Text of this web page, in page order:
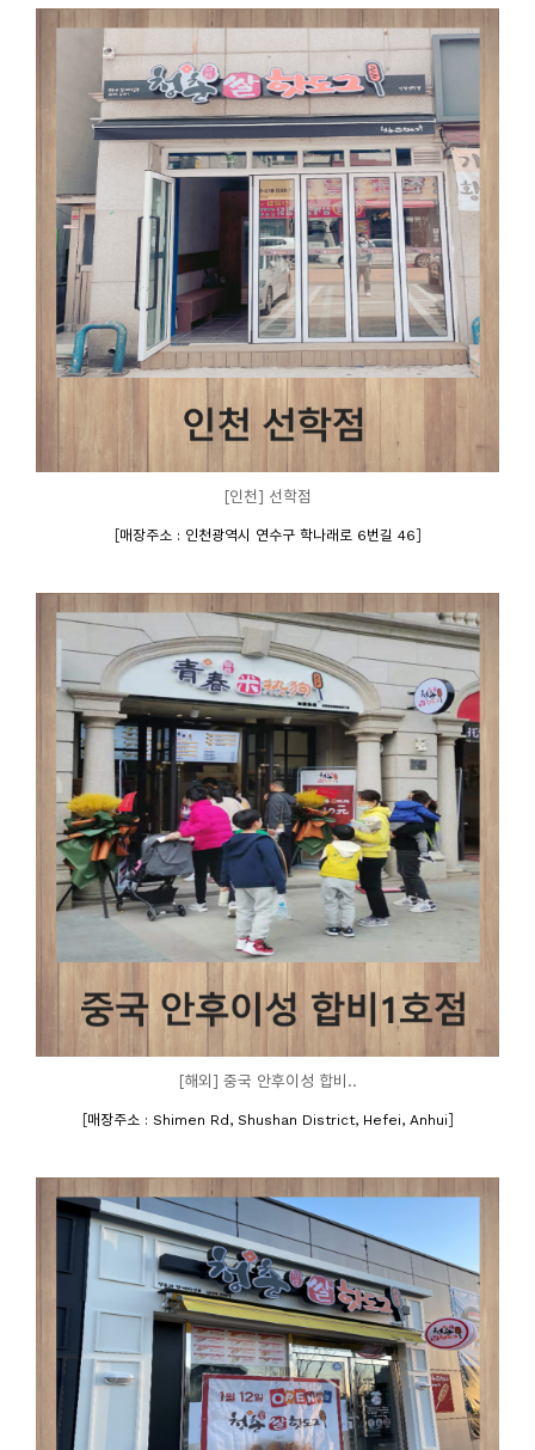
[인천] 선학점
[매장주소 : 인천광역시 연수구 학나래로 6번길 46]
[해외] 중국 안후이성 합비..
[매장주소 : Shimen Rd, Shushan District, Hefei, Anhui]